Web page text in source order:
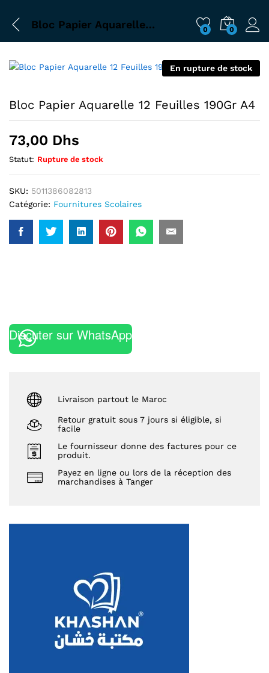
Bloc Papier Aquarelle 12 Feuilles 190Gr A4 0 0
En rupture de stock
Bloc Papier Aquarelle 12 Feuilles 190Gr A4
73,00 Dhs
Statut: Rupture de stock
SKU: 5011386082813
Catégorie: Fournitures Scolaires
Discuter sur WhatsApp
Livraison partout le Maroc
Retour gratuit sous 7 jours si éligible, si
facile
Le fournisseur donne des factures pour ce
produit.
Payez en ligne ou lors de la réception des
marchandises à Tanger